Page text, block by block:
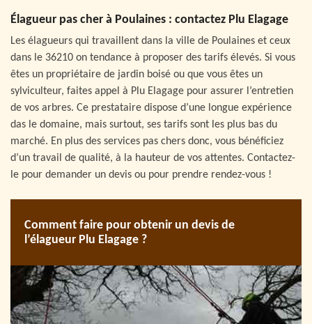
Élagueur pas cher à Poulaines : contactez Plu Elagage
Les élagueurs qui travaillent dans la ville de Poulaines et ceux
dans le 36210 on tendance à proposer des tarifs élevés. Si vous
êtes un propriétaire de jardin boisé ou que vous êtes un
sylviculteur, faites appel à Plu Elagage pour assurer l’entretien
de vos arbres. Ce prestataire dispose d’une longue expérience
das le domaine, mais surtout, ses tarifs sont les plus bas du
marché. En plus des services pas chers donc, vous bénéficiez
d’un travail de qualité, à la hauteur de vos attentes. Contactez-
le pour demander un devis ou pour prendre rendez-vous !
Comment faire pour obtenir un devis de
l’élagueur Plu Elagage ?